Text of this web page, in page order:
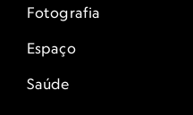
Fotografia
Espaço
Saúde